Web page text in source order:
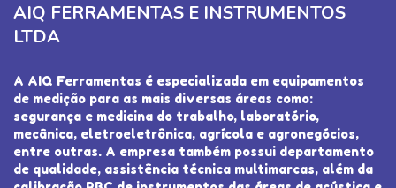
AIQ FERRAMENTAS E INSTRUMENTOS
LTDA
A AIQ Ferramentas é especializada em equipamentos
de medição para as mais diversas áreas como:
segurança e medicina do trabalho, laboratório,
mecânica, eletroeletrônica, agrícola e agronegócios,
entre outras. A empresa também possui departamento
de qualidade, assistência técnica multimarcas, além da